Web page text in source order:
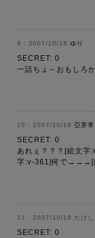
2007/10/18 ゆり
SECRET: 0
一話ちょ～おもしろ
2007/10/18 亞芽李
SECRET: 0
あれぇ？？？[絵文
字:v-361]何で→→→[
2007/10/18 たけし
SECRET: 0